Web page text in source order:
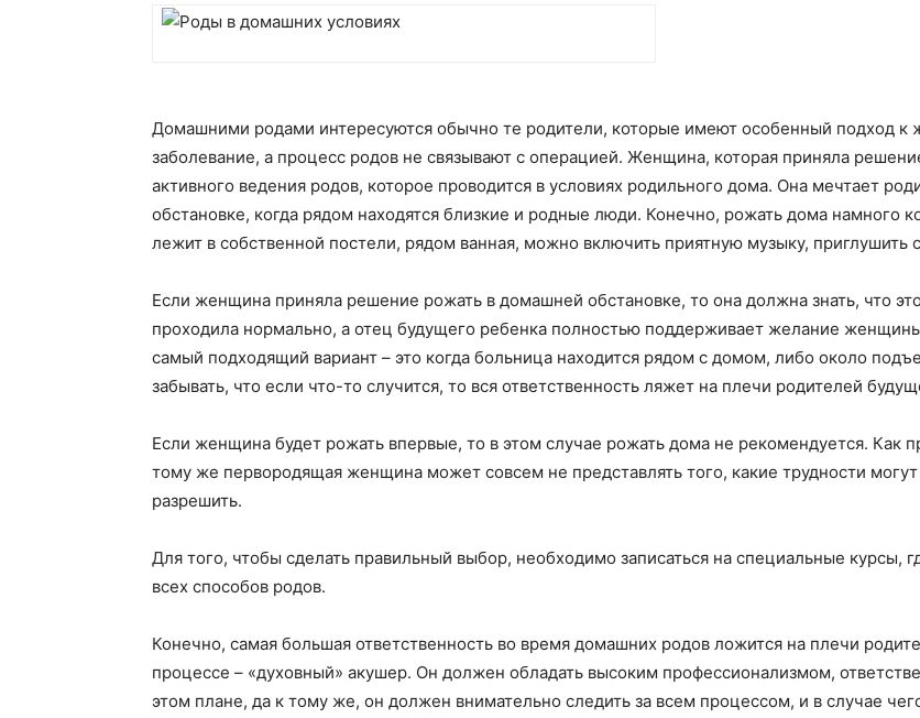
Домашними родами интересуются обычно те родители, которые имеют особенный подход к
заболевание, а процесс родов не связывают с операцией. Женщина, которая приняла
активного ведения родов, которое проводится в условиях родильного дома. Она мечтает
обстановке, когда рядом находятся близкие и родные люди. Конечно, рожать дома
лежит в собственной постели, рядом ванная, можно включить приятную музыку, приглушить
Если женщина приняла решение рожать в домашней обстановке, то она должна знать, что
проходила нормально, а отец будущего ребенка полностью поддерживает желание
самый подходящий вариант – это когда больница находится рядом с домом, либо около
забывать, что если что-то случится, то вся ответственность ляжет на плечи родителей
Если женщина будет рожать впервые, то в этом случае рожать дома не рекомендуется. Как
тому же первородящая женщина может совсем не представлять того, какие трудности
разрешить.
Для того, чтобы сделать правильный выбор, необходимо записаться на специальные курсы,
всех способов родов.
Конечно, самая большая ответственность во время домашних родов ложится на плечи
процессе – «духовный» акушер. Он должен обладать высоким профессионализмом,
этом плане, да к тому же, он должен внимательно следить за всем процессом, и в случае